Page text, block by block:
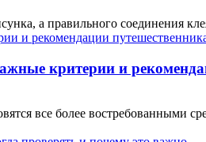
а правильного соединения
критерии и
все более востребованными